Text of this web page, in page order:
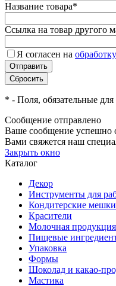
Название товара*
Ссылка на товар другого
Я согласен на
* - Поля, обязательные
Сообщение отправлено
Ваше сообщение успешно
Вами свяжется наш
Закрыть окно
Каталог
Декор
Инструменты для
Кондитерские
Красители
Молочная продукция
Пищевые
Упаковка
Формы
Шоколад и какао-
Мастика